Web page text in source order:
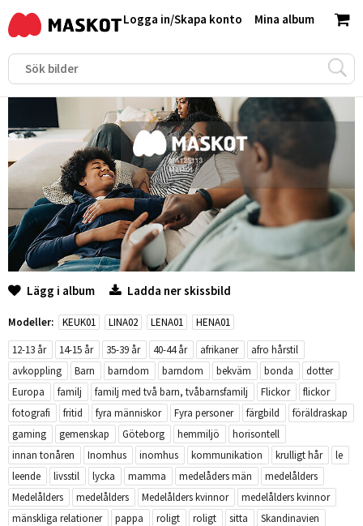
Mina album
Logga in/Skapa konto
Lägg i album Ladda ner skissbild
Modeller: KEUK01 LINA02 LENA01
HENA01
12-13 år
14-15 år 35-39 år 40-44 år afrikaner
afro hårstil
avkoppling
Barn barndom barndom bekväm bonda
dotter
Europa
familj familj med två barn, tvåbarnsfamilj Flickor
flickor
fotografi
fritid fyra människor Fyra personer färgbild
föräldraskap
gaming
gemenskap Göteborg hemmiljö
horisontell
innan tonåren
Inomhus inomhus kommunikation krulligt hår
le
leende
livsstil lycka mamma medelåders män
medelålders
Medelålders
medelålders Medelålders kvinnor
medelålders kvinnor
mänskliga relationer
pappa roligt roligt sitta
Skandinavien